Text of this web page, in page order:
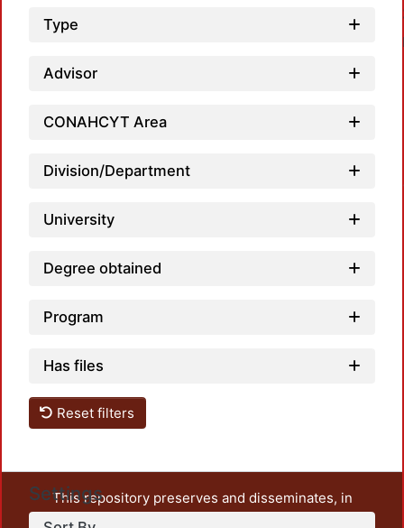
Type
Advisor
CONAHCYT Area
Division/Department
University
Degree obtained
Program
Has files
Reset filters
Settings
This repository preserves and disseminates, in
unrestricted open access, the teaching and research